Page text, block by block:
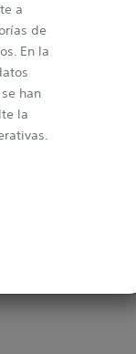
a
de
En la
han
la
en su rutina
servir un café
por sus
habla sobre su
Vercise.